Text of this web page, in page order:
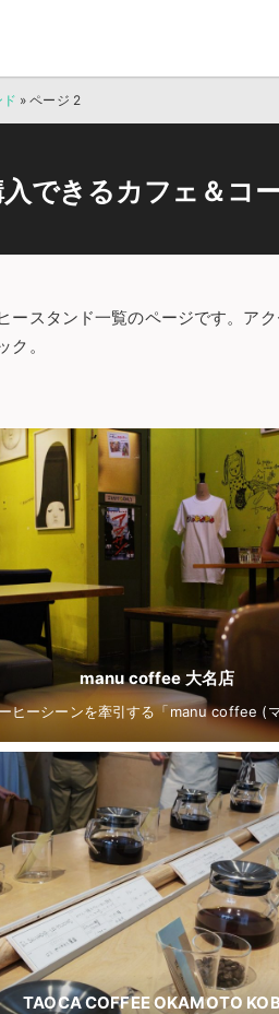
»ページ 2
できるカフェ＆コ
ースタンド一覧のページです。ア
ク。
manu coffee 大名店
ヒーシーンを牽引する「manu coffee (
TAOCA COFFEE OKAMOTO